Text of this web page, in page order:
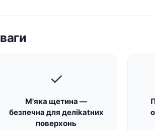
✓
М'яка щетина —
безпечна для деліkatних
поверхонь